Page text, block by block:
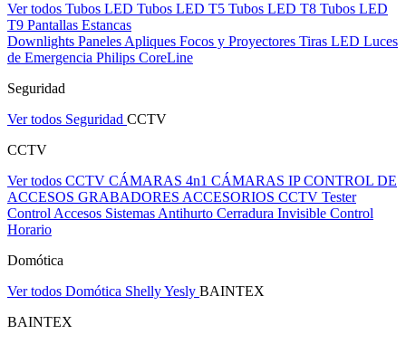
Ver todos Tubos LED Tubos LED T5 Tubos LED T8 Tubos LED
T9 Pantallas Estancas
Downlights Paneles Apliques Focos y Proyectores Tiras LED Luces
de Emergencia Philips CoreLine
Seguridad
Ver todos Seguridad CCTV
CCTV
Ver todos CCTV CÁMARAS 4n1 CÁMARAS IPCONTROL DE
ACCESOS GRABADORES ACCESORIOS CCTV Tester
Control Accesos Sistemas Antihurto Cerradura Invisible Control
Horario
Domótica
Ver todos Domótica ShellyYesly BAINTEX
BAINTEX